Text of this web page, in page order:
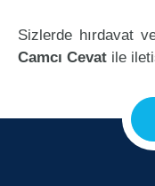
Sizlerde hırdavat
Camcı Cevat ile